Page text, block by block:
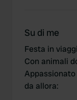
Su di me
Festa in
Con animali
da allora: